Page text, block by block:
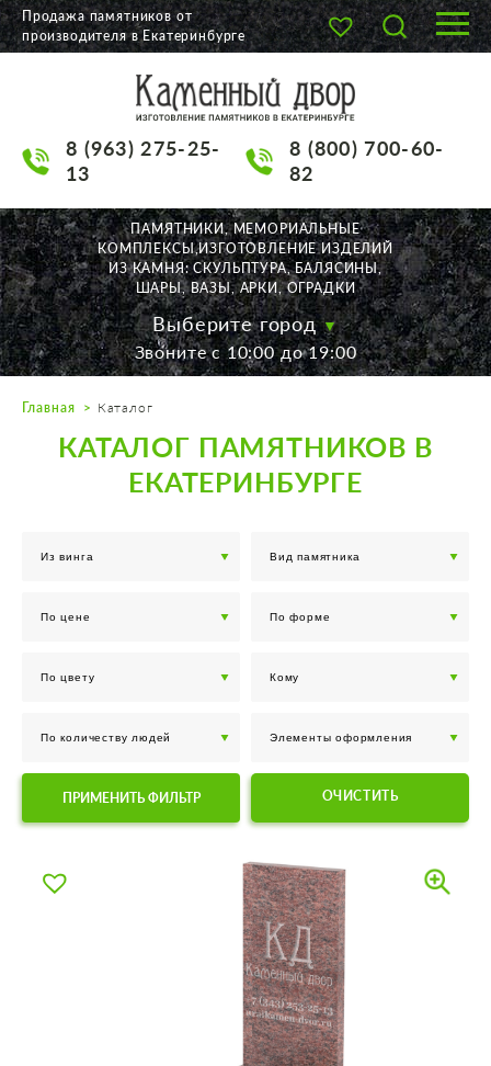
О КОМПАНИИ
НАШИ РАБОТЫ
АКЦИИ
ДОСТАВКА
КОНТАКТЫ
K2532513@yandex.ru
Пн. — Пт. с 10:00 до 19:00
Воскресенье по договор.
Продажа памятников от
производителя в Екатеринбурге
8 (963) 275-25-
13
8 (800) 700-60-
82
ПАМЯТНИКИ, МЕМОРИАЛЬНЫЕ
КОМПЛЕКСЫ,ИЗГОТОВЛЕНИЕ ИЗДЕЛИЙ
ИЗ КАМНЯ: СКУЛЬПТУРА, БАЛЯСИНЫ,
ШАРЫ, ВАЗЫ, АРКИ, ОГРАДКИ
Выберите город
Звоните с 10:00 до 19:00
Главная Каталог
КАТАЛОГ ПАМЯТНИКОВ В
ЕКАТЕРИНБУРГЕ
ПРИМЕНИТЬ ФИЛЬТР ОЧИСТИТЬ